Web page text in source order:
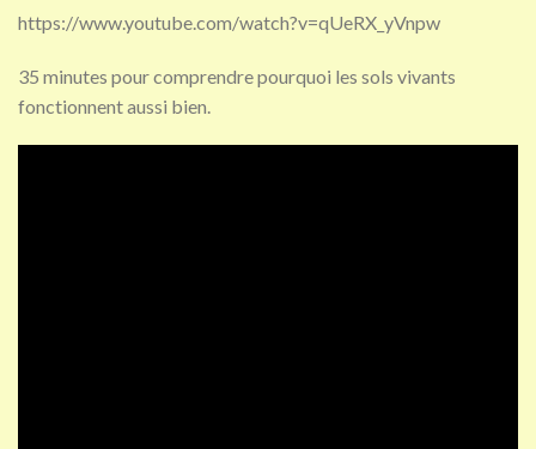
https://www.youtube.com/watch?v=qUeRX_yVnpw
35 minutes pour comprendre pourquoi les sols vivants
fonctionnent aussi bien.